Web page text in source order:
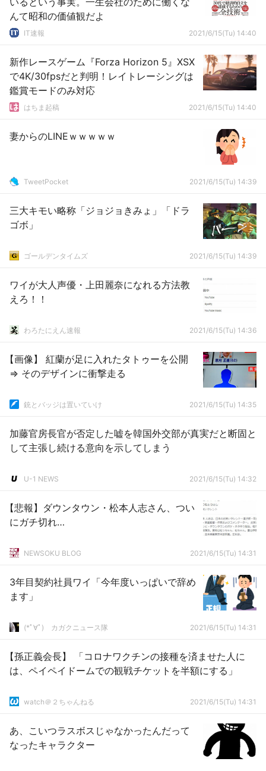
んて昭和の価値観だよ
IT速報 2021/6/15(Tu) 14:40
新作レースゲーム『Forza Horizon 5』XSX
で4K/30fpsだと判明！レイトレーシングは
鑑賞モードのみ対応
はちま起稿 2021/6/15(Tu) 14:40
妻からのLINEｗｗｗｗｗ
TweetPocket 2021/6/15(Tu) 14:39
三大キモい略称「ジョジョきみょ」「ドラ
ゴボ」
ゴールデンタイムズ 2021/6/15(Tu) 14:39
ワイが大人声優・上田麗奈になれる方法教
えろ！！
わろたにえん速報 2021/6/15(Tu) 14:36
【画像】 紅蘭が足に入れたタトゥーを公開
⇒ そのデザインに衝撃走る
銃とバッジは置いていけ 2021/6/15(Tu) 14:35
加藤官房長官が否定した嘘を韓国外交部が真実だと断固と
して主張し続ける意向を示してしまう
U-1 NEWS 2021/6/15(Tu) 14:32
【悲報】ダウンタウン・松本人志さん、つい
にガチ切れ…
NEWSOKU BLOG 2021/6/15(Tu) 14:31
3年目契約社員ワイ「今年度いっぱいで辞め
ます」
(*ﾟ∀ﾟ)ゞカガクニュース隊 2021/6/15(Tu) 14:31
【孫正義会長】 「コロナワクチンの接種を済ませた人に
は、ペイペイドームでの観戦チケットを半額にする」
watch＠２ちゃんねる 2021/6/15(Tu) 14:31
あ、こいつラスボスじゃなかったんだって
なったキャラクター